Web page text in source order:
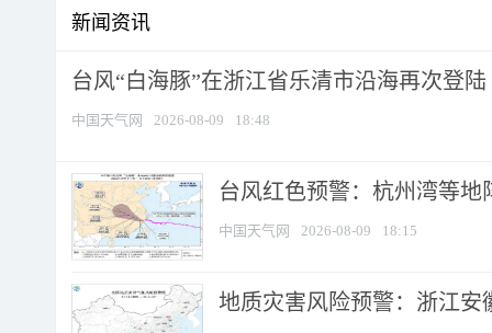
新闻资讯
台风“白海豚”在浙江省乐清市沿海再次登陆
中国天气网 2026-08-09 18:48
台风红色预警：杭州湾等地
中国天气网 2026-08-09 18:15
地质灾害风险预警：浙江安